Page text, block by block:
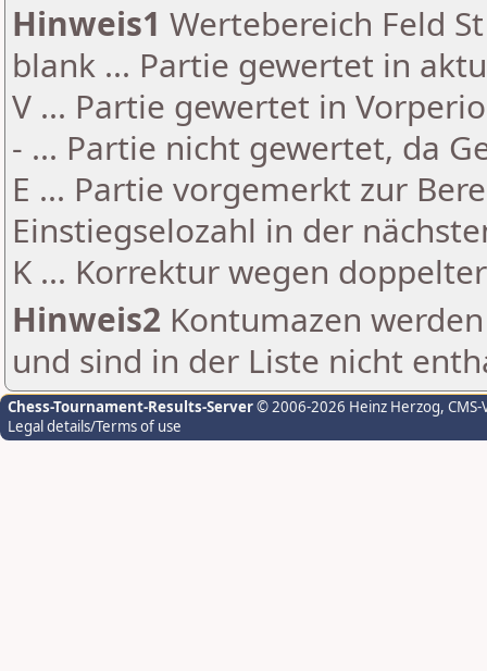
Hinweis1 Wertebereich Feld
blank ... Partie gewertet in
V ... Partie gewertet in
- ... Partie nicht gewertet, da
E ... Partie vorgemerkt zur
Einstiegselozahl in der
K ... Korrektur wegen
Hinweis2 Kontumazen
und sind in der Liste nicht
Chess-Tournament-Results-Server© 2006-2026 Heinz Herzog,
Legal details/Terms of use